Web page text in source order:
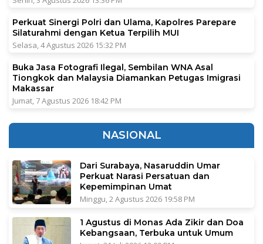
Perkuat Sinergi Polri dan Ulama, Kapolres Parepare
Silaturahmi dengan Ketua Terpilih MUI
Selasa, 4 Agustus 2026 15:32 PM
Buka Jasa Fotografi Ilegal, Sembilan WNA Asal
Tiongkok dan Malaysia Diamankan Petugas Imigrasi
Makassar
Jumat, 7 Agustus 2026 18:42 PM
NASIONAL
Dari Surabaya, Nasaruddin Umar
Perkuat Narasi Persatuan dan
Kepemimpinan Umat
Minggu, 2 Agustus 2026 19:58 PM
1 Agustus di Monas Ada Zikir dan Doa
Kebangsaan, Terbuka untuk Umum